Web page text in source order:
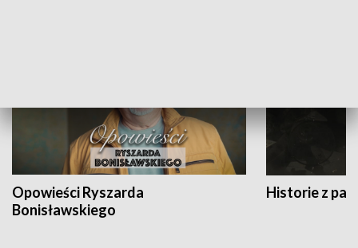
Opowieści Ryszarda
Bonisławskiego
Historie z